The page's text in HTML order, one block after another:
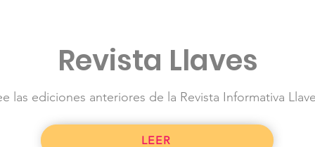
Revista Llaves
las ediciones anteriores de la Revista Informativa
LEER